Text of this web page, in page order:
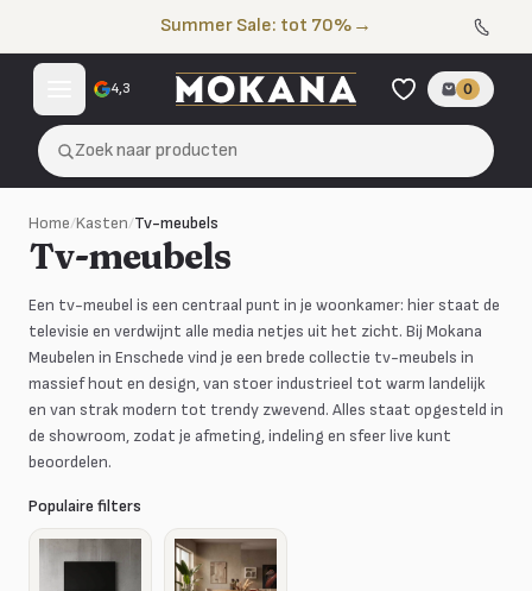
Summer Sale: tot 70% →
4,3 0
Zoek naar producten
Home/Kasten/Tv-meubels
Tv-meubels
Een tv-meubel is een centraal punt in je woonkamer: hier staat de
televisie en verdwijnt alle media netjes uit het zicht. Bij Mokana
Meubelen in Enschede vind je een brede collectie tv-meubels in
massief hout en design, van stoer industrieel tot warm landelijk
en van strak modern tot trendy zwevend. Alles staat opgesteld in
de showroom, zodat je afmeting, indeling en sfeer live kunt
beoordelen.
Populaire filters